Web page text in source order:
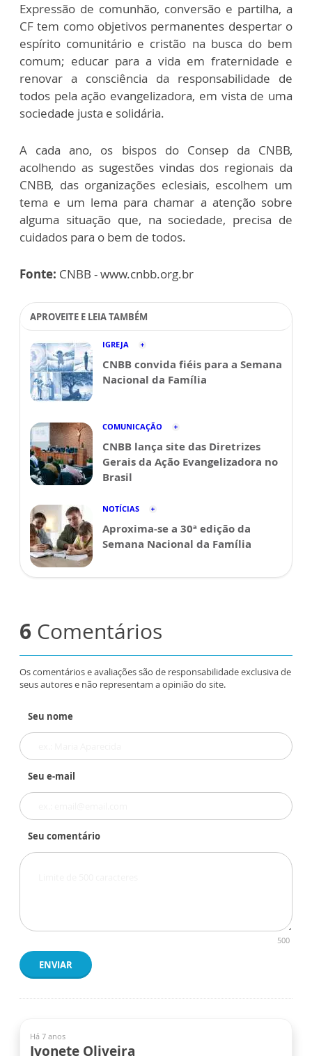
Expressão de comunhão, conversão e partilha, a
CF tem como objetivos permanentes despertar o
espírito comunitário e cristão na busca do bem
comum; educar para a vida em fraternidade e
renovar a consciência da responsabilidade de
todos pela ação evangelizadora, em vista de uma
sociedade justa e solidária.
A cada ano, os bispos do Consep da CNBB,
acolhendo as sugestões vindas dos regionais da
CNBB, das organizações eclesiais, escolhem um
tema e um lema para chamar a atenção sobre
alguma situação que, na sociedade, precisa de
cuidados para o bem de todos.
Fonte: CNBB - www.cnbb.org.br
APROVEITE E LEIA TAMBÉM
IGREJA
CNBB convida fiéis para a Semana
Nacional da Família
COMUNICAÇÃO
CNBB lança site das Diretrizes
Gerais da Ação Evangelizadora no
Brasil
NOTÍCIAS
Aproxima-se a 30ª edição da
Semana Nacional da Família
6 Comentários
Os comentários e avaliações são de responsabilidade exclusiva de
seus autores e não representam a opinião do site.
Seu nome
Seu e-mail
Seu comentário
500
ENVIAR
Há 7 anos
Ivonete Oliveira